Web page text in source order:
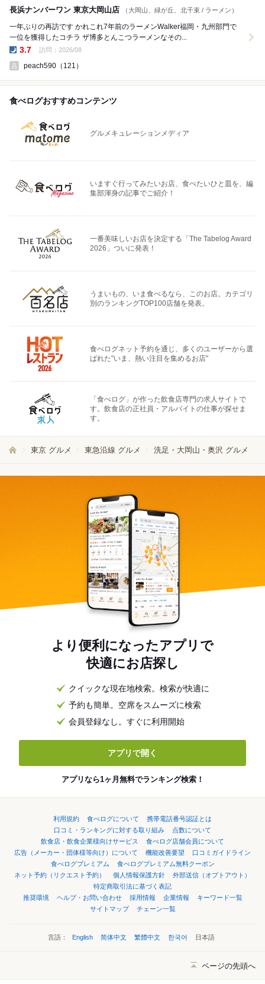
長浜ナンバーワン 東京大岡山店 （大岡山、緑が丘、北千束 / ラーメン）
一年ぶりの再訪です かれこれ7年前のラーメンWalker福岡・九州部門で
一位を獲得したコチラ ザ博多とんこつラーメンなその...
3.7 訪問：2026/08
peach590（121）
食べログおすすめコンテンツ
グルメキュレーションメディア
いますぐ行ってみたいお店、食べたいひと皿を、編
集部渾身の記事でご紹介！
一番美味しいお店を決定する「The Tabelog Award
2026」ついに発表！
うまいもの、いま食べるなら、このお店。カテゴリ
別のランキングTOP100店舗を発表。
食べログネット予約を通じ、多くのユーザーから選
ばれた"いま、熱い注目を集めるお店"
「食べログ」が作った飲食店専門の求人サイトで
す。飲食店の正社員・アルバイトの仕事が探せま
す。
東京 グルメ 東急沿線 グルメ 洗足・大岡山・奥沢 グルメ
より便利になったアプリで
快適にお店探し
クイックな現在地検索。検索が快適に
予約も簡単。空席をスムーズに検索
会員登録なし。すぐに利用開始
アプリで開く
アプリなら1ヶ月無料でランキング検索！
利用規約 食べログについて
携帯電話番号認証とは
口コミ・ランキングに対する取り組み
点数について
飲食店・飲食企業様向けサービス
食べログ店舗会員について
広告（メーカー・団体様等向け）について
機能改善要望
口コミガイドライン
食べログプレミアム
食べログプレミアム無料クーポン
ネット予約（リクエスト予約）
個人情報保護方針
外部送信（オプトアウト）
特定商取引法に基づく表記
推奨環境
ヘルプ・お問い合わせ 採用情報 企業情報
キーワード一覧
サイトマップ
チェーン一覧
言語： English 简体中文 繁體中文 한국어 日本語
ページの先頭へ